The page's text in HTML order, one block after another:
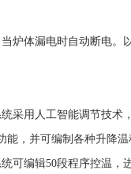
炉体漏电时自动断电。
采用人工智能调节技术
能，并可编制各种升降温
可编辑50段程序控温，